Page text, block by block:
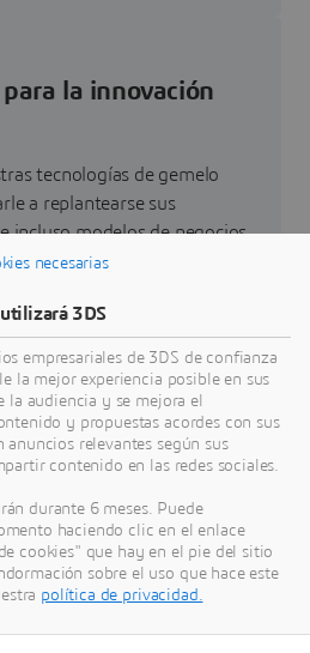
la innovación
tecnologías de gemelo
a replantearse sus
incluso modelos de negocios
unas innovaciones
de prensa y recursos de
Systèmes.
necesarias
3DS
empresariales de 3DS de confianza
la mejor experiencia posible en sus
la audiencia y se mejora el
y propuestas acordes con sus
anuncios relevantes según sus
contenido en las redes sociales.
durante 6 meses. Puede
haciendo clic en el enlace
cookies" que hay en el pie del sitio
sobre el uso que hace este
política de privacidad.